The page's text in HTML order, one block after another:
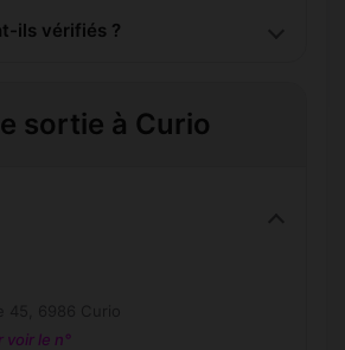
ils vérifiés ?
sortie à Curio
voir le n°